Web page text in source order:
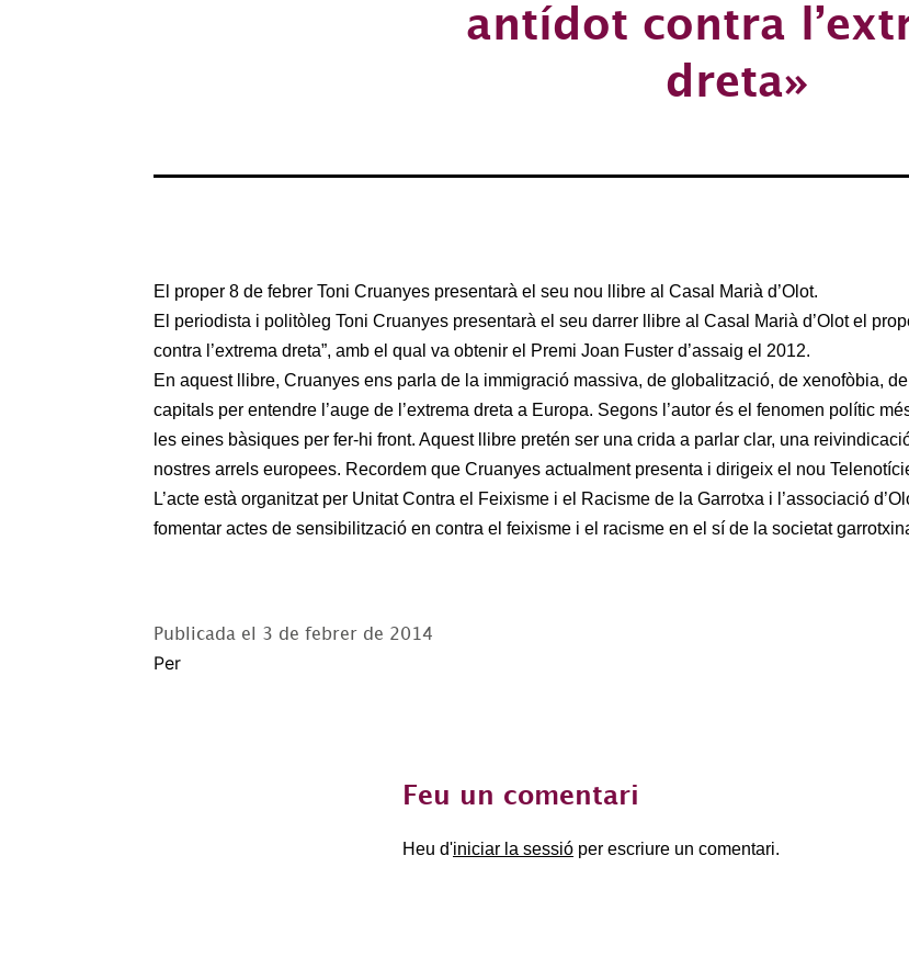
antídot contra
dreta»
El proper 8 de febrer Toni Cruanyes presentarà el seu nou llibre al Casal Marià d’Olot.
El periodista i politòleg Toni Cruanyes presentarà el seu darrer llibre al Casal Marià d’Olot el
contra l’extrema dreta”, amb el qual va obtenir el Premi Joan Fuster d’assaig el 2012.
En aquest llibre, Cruanyes ens parla de la immigració massiva, de globalització, de xenofòbia,
capitals per entendre l’auge de l’extrema dreta a Europa. Segons l’autor és el fenomen polític
les eines bàsiques per fer-hi front. Aquest llibre pretén ser una crida a parlar clar, una
nostres arrels europees. Recordem que Cruanyes actualment presenta i dirigeix el nou
L’acte està organitzat per Unitat Contra el Feixisme i el Racisme de la Garrotxa i l’associació
fomentar actes de sensibilització en contra el feixisme i el racisme en el sí de la societat
Publicada el 3 de febrer de 2014
Per
Feu un comentari
Heu d'iniciar la sessió per escriure un comentari.